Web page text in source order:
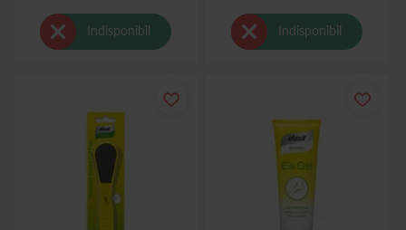
Indisponibil Indisponibil